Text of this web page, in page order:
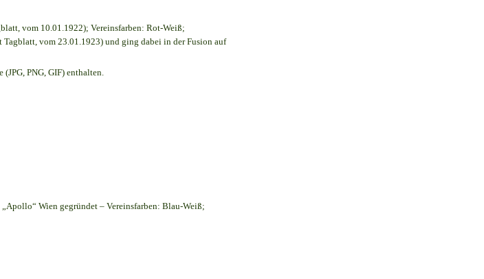
vom 10.01.1922); Vereinsfarben: Rot-Weiß;
Tagblatt, vom 23.01.1923) und ging dabei in der Fusion auf
PNG, GIF) enthalten.
Wien gegründet – Vereinsfarben: Blau-Weiß;